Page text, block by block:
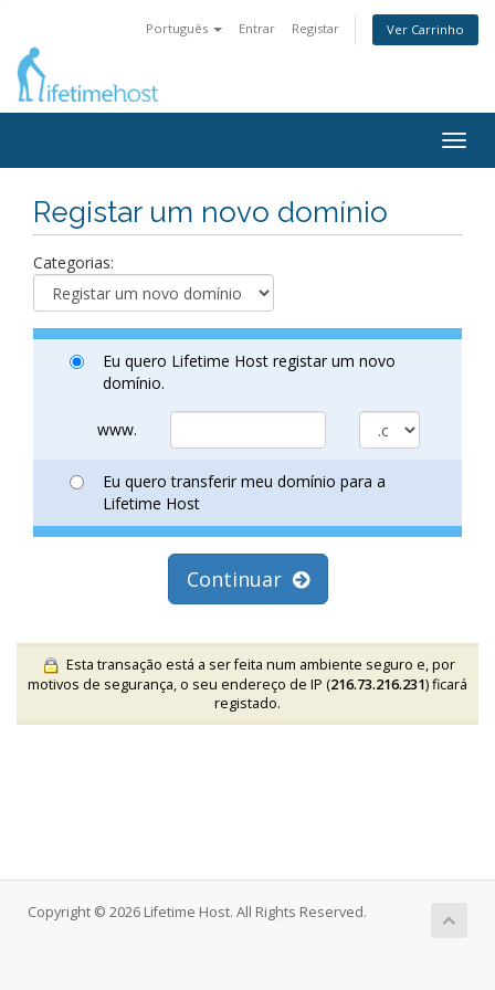
Português Entrar Registar Ver Carrinho
Registar um novo domínio
Categorias:
Eu quero Lifetime Host registar um novo
domínio.
www.
Eu quero transferir meu domínio para a
Lifetime Host
Continuar
Esta transação está a ser feita num ambiente seguro e, por
motivos de segurança, o seu endereço de IP (216.73.216.231) ficará
registado.
Copyright © 2026 Lifetime Host. All Rights Reserved.